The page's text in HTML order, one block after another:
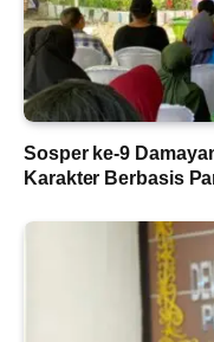
Sosper ke-9
Karakter Berbasis